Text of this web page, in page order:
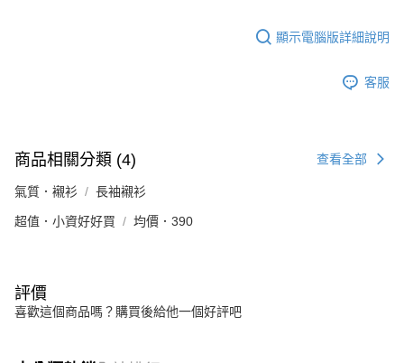
顯示電腦版詳細說明
客服
商品相關分類 (4) 查看全部
氣質．襯衫 長袖襯衫
超值．小資好好買 均價．390
評價
喜歡這個商品嗎？購買後給他一個好評吧